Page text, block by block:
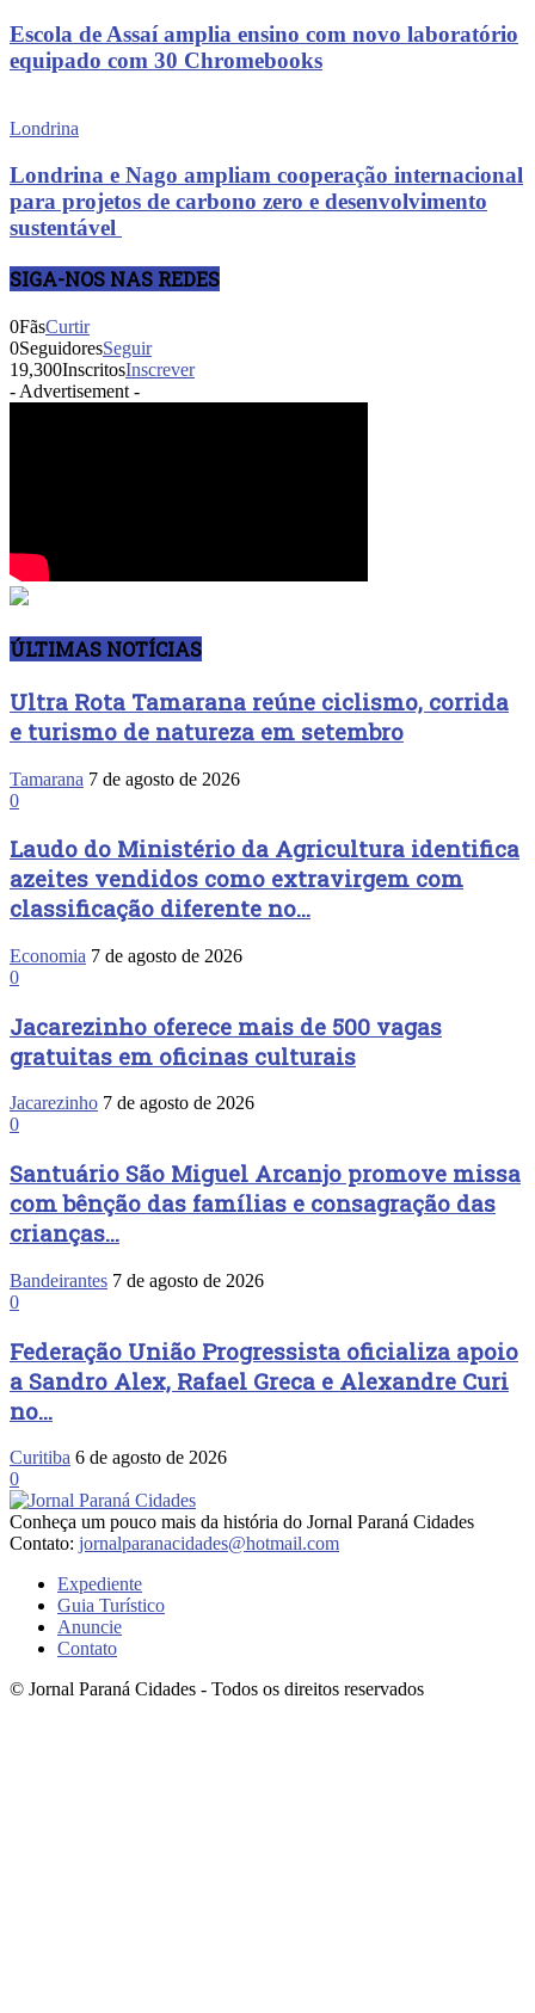
Escola de Assaí amplia ensino com novo laboratório
equipado com 30 Chromebooks
Londrina
Londrina e Nago ampliam cooperação internacional
para projetos de carbono zero e desenvolvimento
sustentável
SIGA-NOS NAS REDES
0FãsCurtir
0SeguidoresSeguir
19,300InscritosInscrever
- Advertisement -
ÚLTIMAS NOTÍCIAS
Ultra Rota Tamarana reúne ciclismo, corrida
e turismo de natureza em setembro
Tamarana 7 de agosto de 2026
0
Laudo do Ministério da Agricultura identifica
azeites vendidos como extravirgem com
classificação diferente no...
Economia 7 de agosto de 2026
0
Jacarezinho oferece mais de 500 vagas
gratuitas em oficinas culturais
Jacarezinho 7 de agosto de 2026
0
Santuário São Miguel Arcanjo promove missa
com bênção das famílias e consagração das
crianças...
Bandeirantes 7 de agosto de 2026
0
Federação União Progressista oficializa apoio
a Sandro Alex, Rafael Greca e Alexandre Curi
no...
Curitiba 6 de agosto de 2026
0
Conheça um pouco mais da história do Jornal Paraná Cidades
Contato: jornalparanacidades@hotmail.com
Expediente
Guia Turístico
Anuncie
Contato
© Jornal Paraná Cidades - Todos os direitos reservados